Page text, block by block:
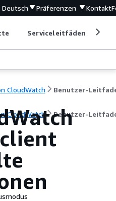
Deutsch Präferenzen Kontakt
Serviceleitfäden
CloudWatch Benutzer-
CloudWatch Benutzer-